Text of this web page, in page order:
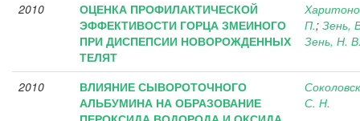
2010
ОЦЕНКА ПРОФИЛАКТИЧЕСКОЙ
ЭФФЕКТИВОСТИ ГОРЦА ЗМЕИНОГО
ПРИ ДИСПЕПСИИ НОВОРОЖДЕННЫХ
ТЕЛЯТ
П.; Зень,
Зень, Н.
2010
ВЛИЯНИЕ СЫВОРОТОЧНОГО
АЛЬБУМИНА НА ОБРАЗОВАНИЕ
С. Н.